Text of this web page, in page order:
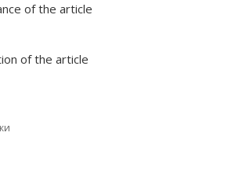
of the article
of the article